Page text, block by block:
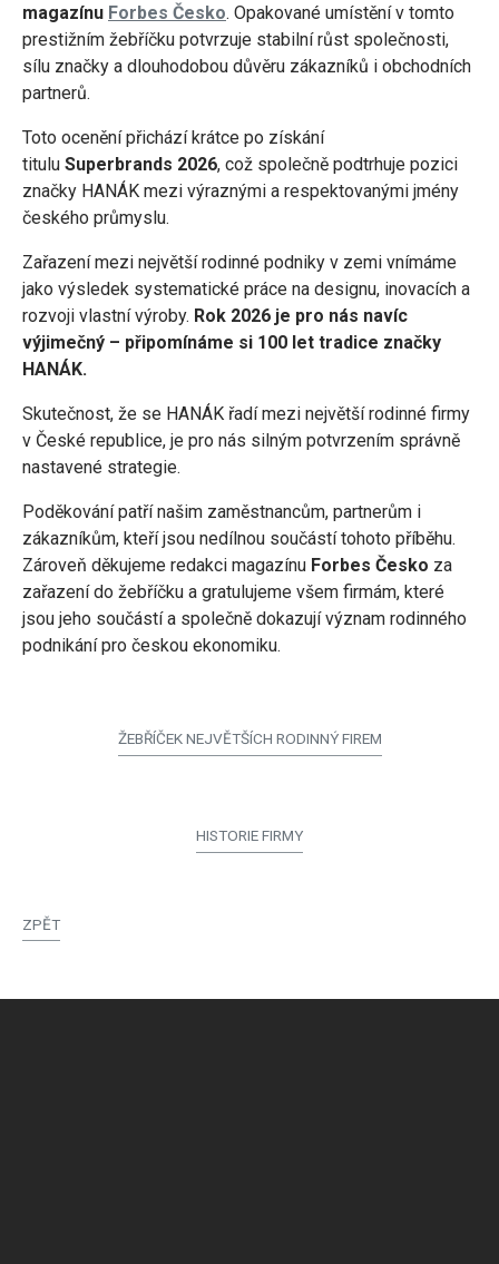
magazínu Forbes Česko. Opakované umístění v tomto
prestižním žebříčku potvrzuje stabilní růst společnosti,
sílu značky a dlouhodobou důvěru zákazníků i obchodních
partnerů.
Toto ocenění přichází krátce po získání
titulu Superbrands 2026, což společně podtrhuje pozici
značky HANÁK mezi výraznými a respektovanými jmény
českého průmyslu.
Zařazení mezi největší rodinné podniky v zemi vnímáme
jako výsledek systematické práce na designu, inovacích a
rozvoji vlastní výroby. Rok 2026 je pro nás navíc
výjimečný – připomínáme si 100 let tradice značky
HANÁK.
Skutečnost, že se HANÁK řadí mezi největší rodinné firmy
v České republice, je pro nás silným potvrzením správně
nastavené strategie.
Poděkování patří našim zaměstnancům, partnerům i
zákazníkům, kteří jsou nedílnou součástí tohoto příběhu.
Zároveň děkujeme redakci magazínu Forbes Česko za
zařazení do žebříčku a gratulujeme všem firmám, které
jsou jeho součástí a společně dokazují význam rodinného
podnikání pro českou ekonomiku.
ŽEBŘÍČEK NEJVĚTŠÍCH RODINNÝ FIREM
HISTORIE FIRMY
ZPĚT